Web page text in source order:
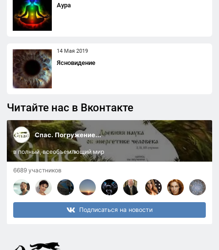
Аура
14 Мая 2019
Ясновидение
Читайте нас в Вконтакте
Спас. Погружение...
в полный, всеобъемлющий мир
6689 участников
Подписаться на новости